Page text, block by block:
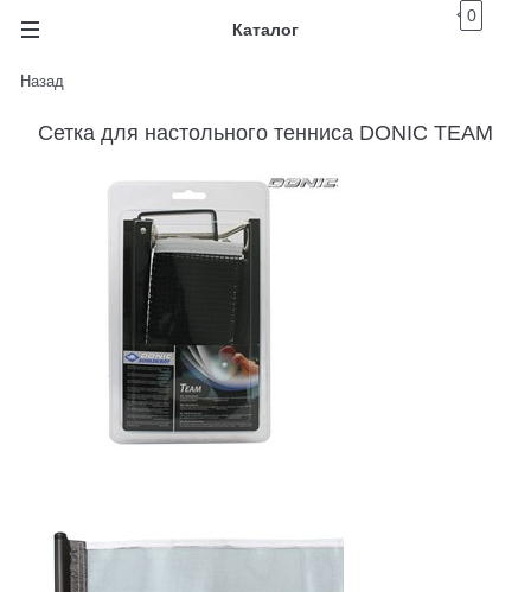
Каталог
0
Назад
Сетка для настольного тенниса DONIC TEAM